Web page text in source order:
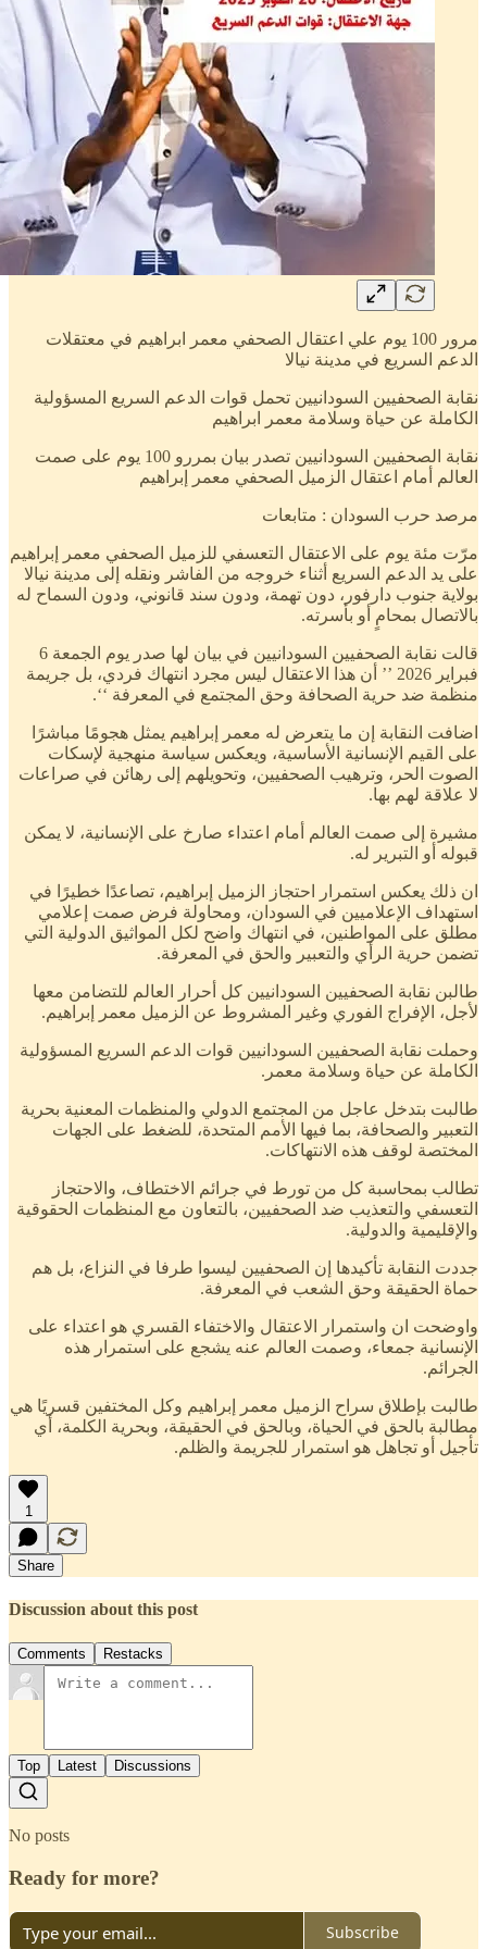
مرور 100 يوم علي اعتقال الصحفي معمر ابراهيم في معتقلات
الدعم السريع في مدينة نيالا
نقابة الصحفيين السودانيين تحمل قوات الدعم السريع المسؤولية
الكاملة عن حياة وسلامة معمر ابراهيم
نقابة الصحفيين السودانيين تصدر بيان بمررو 100 يوم على صمت
العالم أمام اعتقال الزميل الصحفي معمر إبراهيم
مرصد حرب السودان : متابعات
مرّت مئة يوم على الاعتقال التعسفي للزميل الصحفي معمر إبراهيم
على يد الدعم السريع أثناء خروجه من الفاشر ونقله إلى مدينة نيالا
بولاية جنوب دارفور، دون تهمة، ودون سند قانوني، ودون السماح له
بالاتصال بمحامٍ أو بأسرته.
قالت نقابة الصحفيين السودانيين في بيان لها صدر يوم الجمعة 6
فبراير 2026 ’’ أن هذا الاعتقال ليس مجرد انتهاك فردي، بل جريمة
منظمة ضد حرية الصحافة وحق المجتمع في المعرفة ‘‘.
اضافت النقابة إن ما يتعرض له معمر إبراهيم يمثل هجومًا مباشرًا
على القيم الإنسانية الأساسية، ويعكس سياسة منهجية لإسكات
الصوت الحر، وترهيب الصحفيين، وتحويلهم إلى رهائن في صراعات
لا علاقة لهم بها.
مشيرة إلى صمت العالم أمام اعتداء صارخ على الإنسانية، لا يمكن
قبوله أو التبرير له.
ان ذلك يعكس استمرار احتجاز الزميل إبراهيم، تصاعدًا خطيرًا في
استهداف الإعلاميين في السودان، ومحاولة فرض صمت إعلامي
مطلق على المواطنين، في انتهاك واضح لكل المواثيق الدولية التي
تضمن حرية الرأي والتعبير والحق في المعرفة.
طالبن نقابة الصحفيين السودانيين كل أحرار العالم للتضامن معها
لأجل، الإفراج الفوري وغير المشروط عن الزميل معمر إبراهيم.
وحملت نقابة الصحفيين السودانيين قوات الدعم السريع المسؤولية
الكاملة عن حياة وسلامة معمر.
طالبت بتدخل عاجل من المجتمع الدولي والمنظمات المعنية بحرية
التعبير والصحافة، بما فيها الأمم المتحدة، للضغط على الجهات
المختصة لوقف هذه الانتهاكات.
تطالب بمحاسبة كل من تورط في جرائم الاختطاف، والاحتجاز
التعسفي والتعذيب ضد الصحفيين، بالتعاون مع المنظمات الحقوقية
والإقليمية والدولية.
جددت النقابة تأكيدها إن الصحفيين ليسوا طرفا في النزاع، بل هم
حماة الحقيقة وحق الشعب في المعرفة.
واوضحت ان واستمرار الاعتقال والاختفاء القسري هو اعتداء على
الإنسانية جمعاء، وصمت العالم عنه يشجع على استمرار هذه
الجرائم.
طالبت بإطلاق سراح الزميل معمر إبراهيم وكل المختفين قسريًا هي
مطالبة بالحق في الحياة، وبالحق في الحقيقة، وبحرية الكلمة، أي
تأجيل أو تجاهل هو استمرار للجريمة والظلم.
1
Share
Discussion about this post
Comments Restacks
Top Latest Discussions
No posts
Ready for more?
Subscribe